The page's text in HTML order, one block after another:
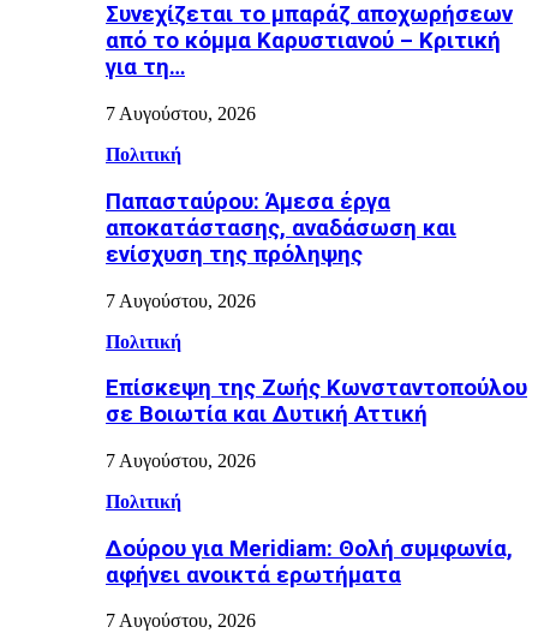
Συνεχίζεται το μπαράζ αποχωρήσεων
από το κόμμα Καρυστιανού – Κριτική
για τη…
7 Αυγούστου, 2026
Πολιτική
Παπασταύρου: Άμεσα έργα
αποκατάστασης, αναδάσωση και
ενίσχυση της πρόληψης
7 Αυγούστου, 2026
Πολιτική
Επίσκεψη της Ζωής Κωνσταντοπούλου
σε Βοιωτία και Δυτική Αττική
7 Αυγούστου, 2026
Πολιτική
Δούρου για Meridiam: Θολή συμφωνία,
αφήνει ανοικτά ερωτήματα
7 Αυγούστου, 2026